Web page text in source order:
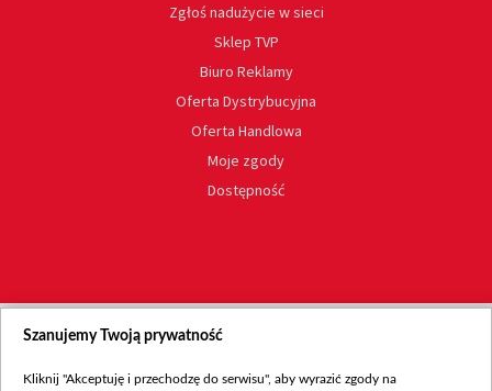
Zgłoś nadużycie w sieci
Sklep TVP
Biuro Reklamy
Oferta Dystrybucyjna
Oferta Handlowa
Moje zgody
Dostępność
Szanujemy Twoją prywatność
Kliknij "Akceptuję i przechodzę do serwisu", aby wyrazić zgody na